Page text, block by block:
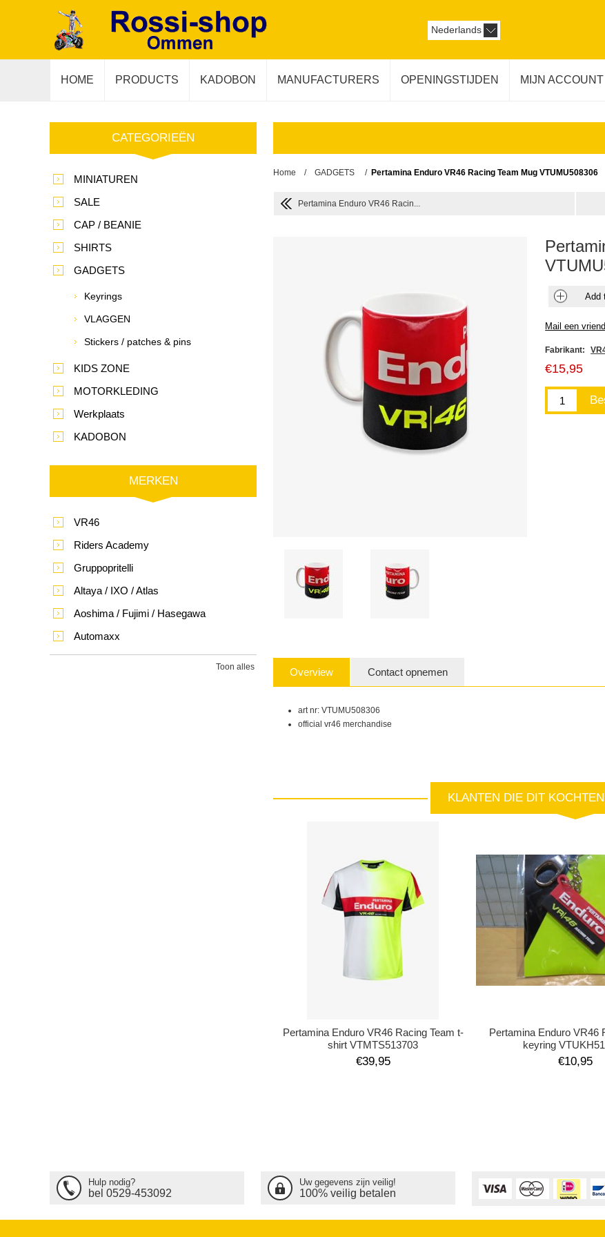
Nederlands
HOME PRODUCTS KADOBON MANUFACTURERS OPENINGSTIJDEN MIJN ACCOUNT
Home / GADGETS / Pertamina Enduro VR46 Racing Team Mug VTUMU508306
Pertamina Enduro VR46 Racin...
Fabrikant:
€15,95
Overview Contact opnemen
art nr: VTUMU508306
official vr46 merchandise
KLANTEN DIE DIT
Pertamina Enduro VR46 Racing Team t-
shirt VTMTS513703
€39,95
Pertamina Enduro VR46
keyring
€10,95
CATEGORIEËN
MINIATUREN
SALE
CAP / BEANIE
SHIRTS
GADGETS
Keyrings
VLAGGEN
Stickers / patches & pins
KIDS ZONE
MOTORKLEDING
Werkplaats
KADOBON
MERKEN
VR46
Riders Academy
Gruppopritelli
Altaya / IXO / Atlas
Aoshima / Fujimi / Hasegawa
Automaxx
Toon alles
Hulp nodig?
bel 0529-453092
Uw gegevens zijn veilig!
100% veilig betalen